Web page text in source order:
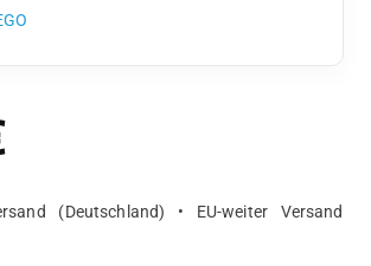
(Deutschland) • EU-weiter Versand